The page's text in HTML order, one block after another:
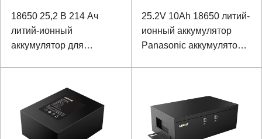
18650 25,2 В 214 Ач
литий-ионный
аккумулятор для
25.2V 10Ah 18650 литий-
ионный аккумулятор
Panasonic аккумулятор